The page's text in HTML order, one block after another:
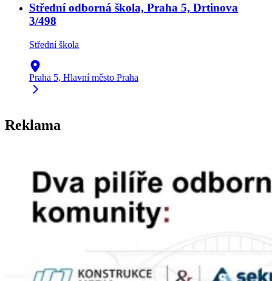
Střední odborná škola, Praha 5, Drtinova
3/498
Střední škola
Praha 5, Hlavní město Praha
Reklama